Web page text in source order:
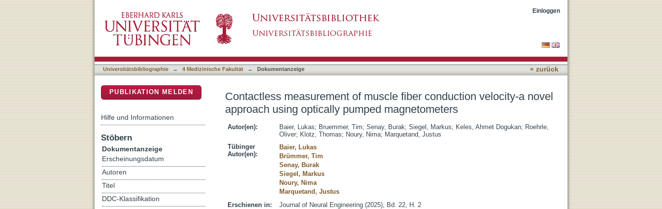
Contactless measurement of muscle fiber conduction velocity-a novel approach using optically
pumped magnetometers
Einloggen
Universitätsbibliographie → 4 Medizinische Fakultät → Dokumentanzeige « zurück
Contactless measurement of muscle fiber conduction velocity-a novel
approach using optically pumped magnetometers
Autor(en): Baier, Lukas; Bruemmer, Tim; Senay, Burak; Siegel, Markus; Keles, Ahmet Dogukan; Roehrle,
Oliver; Klotz, Thomas; Noury, Nima; Marquetand, Justus
Tübinger
Autor(en):
Baier, Lukas
Brümmer, Tim
Senay, Burak
Siegel, Markus
Noury, Nima
Marquetand, Justus
Erschienen in:
Journal of Neural Engineering (2025), Bd. 22, H. 2
PUBLIKATION MELDEN
Hilfe und Informationen
Stöbern
Dokumentanzeige
Erscheinungsdatum
Autoren
Titel
DDC-Klassifikation